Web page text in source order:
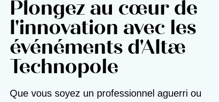
Plongez au cœur de
l'innovation avec les
événéments d'Altæ
Technopole
Que vous soyez un professionnel aguerri ou